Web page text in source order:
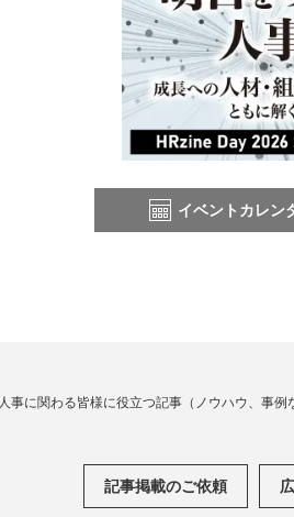
イベントカレン
に関わる皆様に役立つ記事（ノウハウ、事例
記事掲載のご依頼